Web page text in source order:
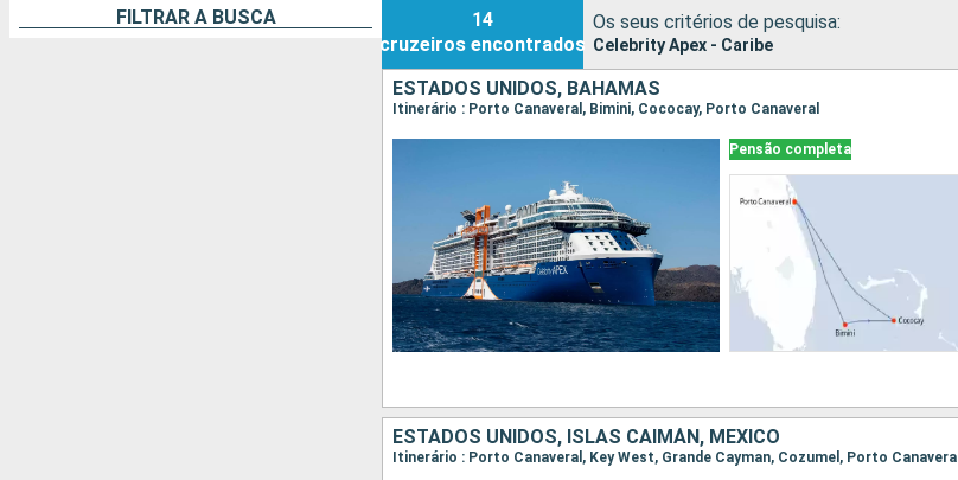
FILTRAR A BUSCA
14
cruzeiros encontrados
Os seus critérios de pesquisa:
Celebrity Apex - Caribe
ESTADOS UNIDOS, BAHAMAS
Itinerário : Porto Canaveral, Bimini, Cococay, Porto Canaveral
Pensão completa
ESTADOS UNIDOS, ISLAS CAIMÁN, MÉXICO
Itinerário : Porto Canaveral, Key West, Grande Cayman, Cozumel, Porto Canaveral